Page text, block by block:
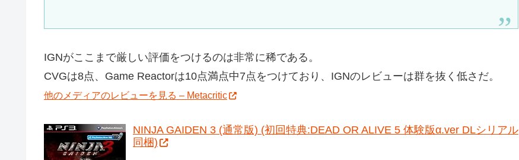
IGNがここまで厳しい評価をつけるのは非常に稀である。
CVGは8点、Game Reactorは10点満点中7点をつけており、IGNのレビューは群を抜く低さだ。
他のメディアのレビューを見る – Metacritic
NINJA GAIDEN 3 (通常版) (初回特典:DEAD OR ALIVE 5 体験版α.ver DLシリアル
同梱)